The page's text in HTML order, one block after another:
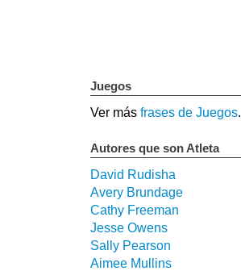
Juegos
Ver más frases de Juegos.
Autores que son Atleta
David Rudisha
Avery Brundage
Cathy Freeman
Jesse Owens
Sally Pearson
Aimee Mullins